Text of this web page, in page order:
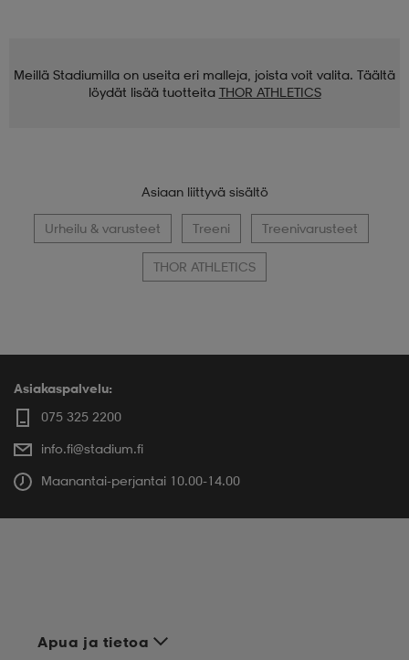
Meillä Stadiumilla on useita eri malleja, joista voit valita. Täältä
löydät lisää tuotteita THOR ATHLETICS
Asiaan liittyvä sisältö
Urheilu & varusteet Treeni Treenivarusteet
THOR ATHLETICS
Asiakaspalvelu:
075 325 2200
info.fi@stadium.fi
Maanantai-perjantai 10.00-14.00
Apua ja tietoa